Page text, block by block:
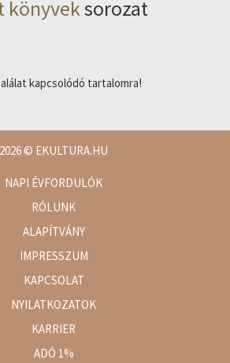
könyveksorozat
kapcsolódó tartalomra!
2026© EKULTURA.HU
NAPI ÉVFORDULÓK
RÓLUNK
ALAPÍTVÁNY
IMPRESSZUM
KAPCSOLAT
NYILATKOZATOK
KARRIER
ADÓ 1%